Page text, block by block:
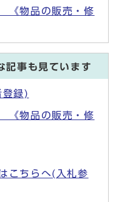
《物品の販売・修
記事も見ています
登録)
《物品の販売・修
こちらへ(入札参